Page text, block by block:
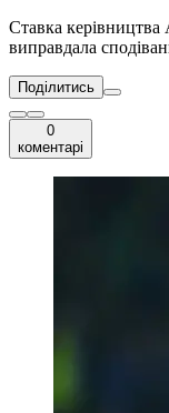
Ставка керівництва
виправдала
Поділитись
0
коментарі